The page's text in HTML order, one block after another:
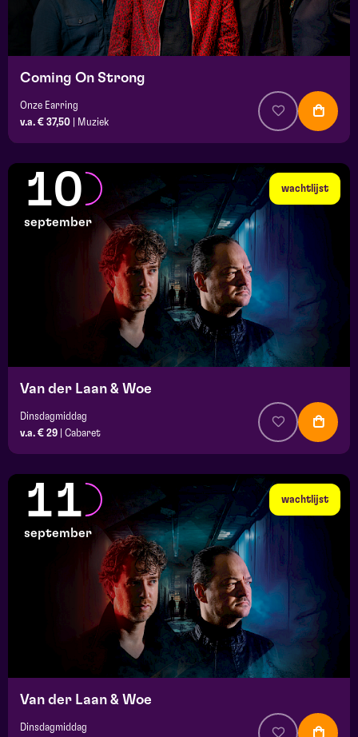
Coming On Strong
Onze Earring
v.a. € 37,50
Muziek
wachtlijst
10
september
Van der Laan & Woe
Dinsdagmiddag
v.a. € 29
Cabaret
wachtlijst
11
september
Van der Laan & Woe
Dinsdagmiddag